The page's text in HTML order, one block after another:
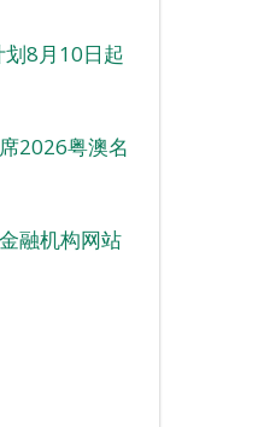
8月10日起
2026粤澳名
融机构网站